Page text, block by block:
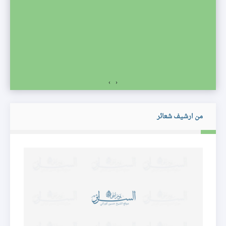
‹
›
من ارشيف شعائر